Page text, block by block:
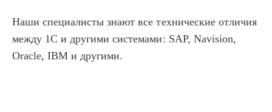
Наши специалисты знают все технические отличия
между 1С и другими системами: SAP, Navision,
Oracle, IBM и другими.